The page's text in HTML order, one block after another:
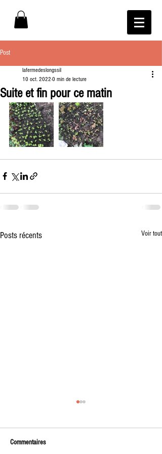
Post
Suite et fin pour ce matin
lafermedeslongssil
10 oct. 2022 0 min de lecture
Posts récents Voir tout
🌱 Vente à la ferme – Vendredi soir
Commentaires